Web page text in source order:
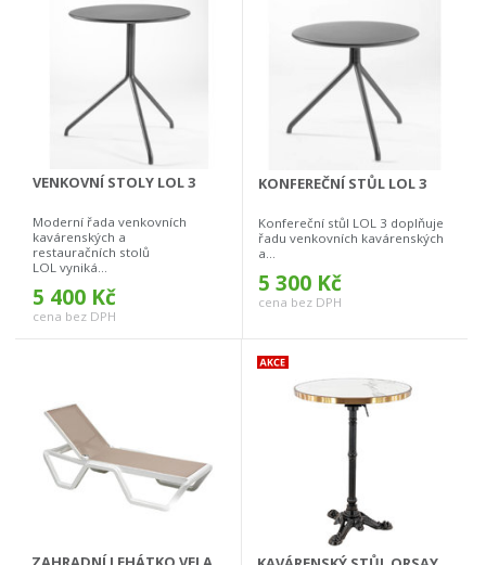
VENKOVNÍ STOLY LOL 3
Moderní řada venkovních
kavárenských a
restauračních stolů
LOL vyniká...
5 400 Kč
cena bez DPH
KONFEREČNÍ STŮL LOL 3
Konfereční stůl LOL 3 doplňuje
řadu venkovních kavárenských
a...
5 300 Kč
cena bez DPH